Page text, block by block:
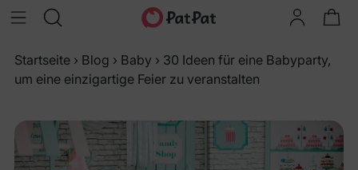
Startseite › Blog › Baby › 30 Ideen für eine Babyparty,
um eine einzigartige Feier zu veranstalten